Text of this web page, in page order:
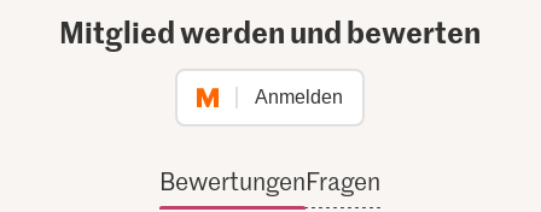
Mitglied werden und bewerten
Anmelden
BewertungenFragen